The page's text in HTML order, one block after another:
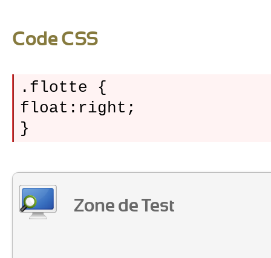
Code CSS
.flotte {
float:right;
Zone de Test